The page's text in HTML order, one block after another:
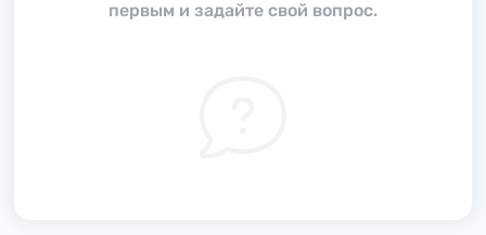
первым и задайте свой вопрос.